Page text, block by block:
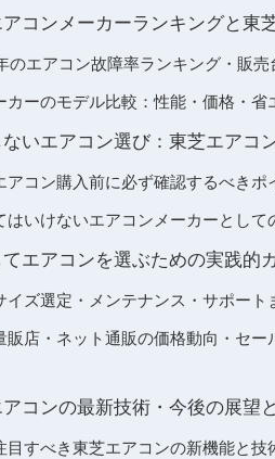
コンメーカーランキングと東
のエアコン故障率ランキング・販
カーのモデル比較：性能・価格・
いエアコン選び：東芝エアコ
アコン購入前に必ず確認するべき
はいけないエアコンメーカーとし
エアコンを選ぶための実践的
イズ選定・メンテナンス・サポー
販店・ネット通販の価格動向・セ
コンの最新技術・今後の展望
目すべき東芝エアコンの新機能と技